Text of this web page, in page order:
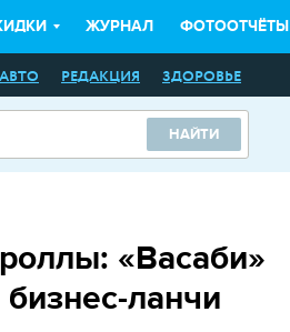
ЖУРНАЛ ФОТООТЧЁТЫ
АВТО РЕДАКЦИЯ ЗДОРОВЬЕ
НАЙТИ
«Васаби»
ланчи